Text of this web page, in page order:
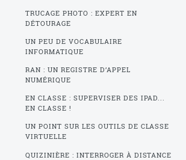
TRUCAGE PHOTO : EXPERT EN
DÉTOURAGE
UN PEU DE VOCABULAIRE
INFORMATIQUE
RAN : UN REGISTRE D’APPEL
NUMÉRIQUE
EN CLASSE : SUPERVISER DES IPAD...
EN CLASSE !
UN POINT SUR LES OUTILS DE CLASSE
VIRTUELLE
QUIZINIÈRE : INTERROGER À DISTANCE